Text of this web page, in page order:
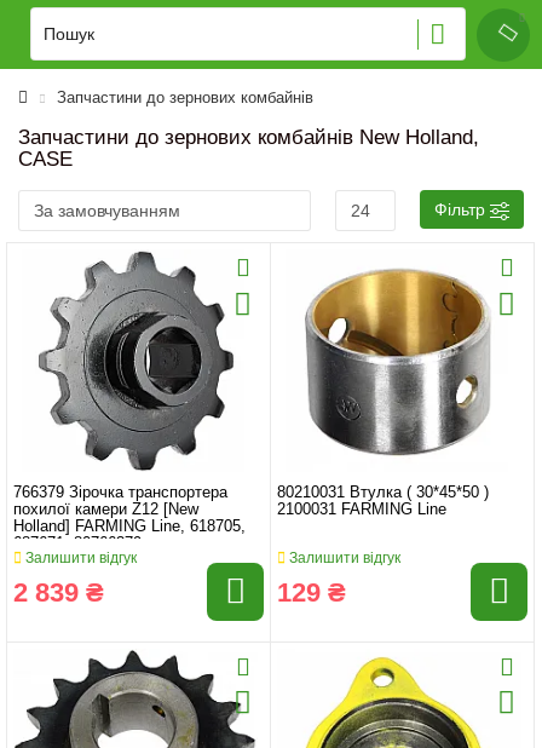
Запчастини до зернових комбайнів
Запчастини до зернових комбайнів New Holland,
CASE
Фільтр
766379 Зірочка транспортера
похилої камери Z12 [New
Holland] FARMING Line, 618705,
687671, 80766379
Залишити відгук
2 839 ₴
80210031 Втулка ( 30*45*50 )
2100031 FARMING Line
Залишити відгук
129 ₴